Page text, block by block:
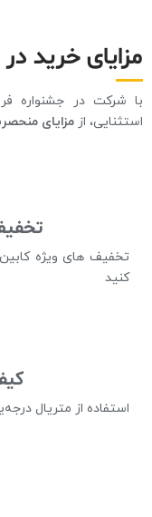
مزایای خرید
با شرکت در جشنواره
استثنایی، از مزایای
کنید
استفاده از متریال